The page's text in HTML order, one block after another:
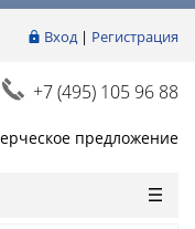
Вход| Регистрация
+7 (495) 105 96 88
предложение